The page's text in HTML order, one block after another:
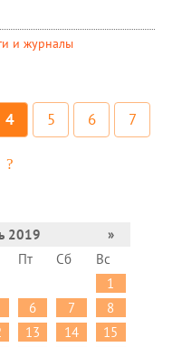
и журналы
4 5 6 7
2019
»
Пт Сб
Вс
1
6 7
8
13 14
15